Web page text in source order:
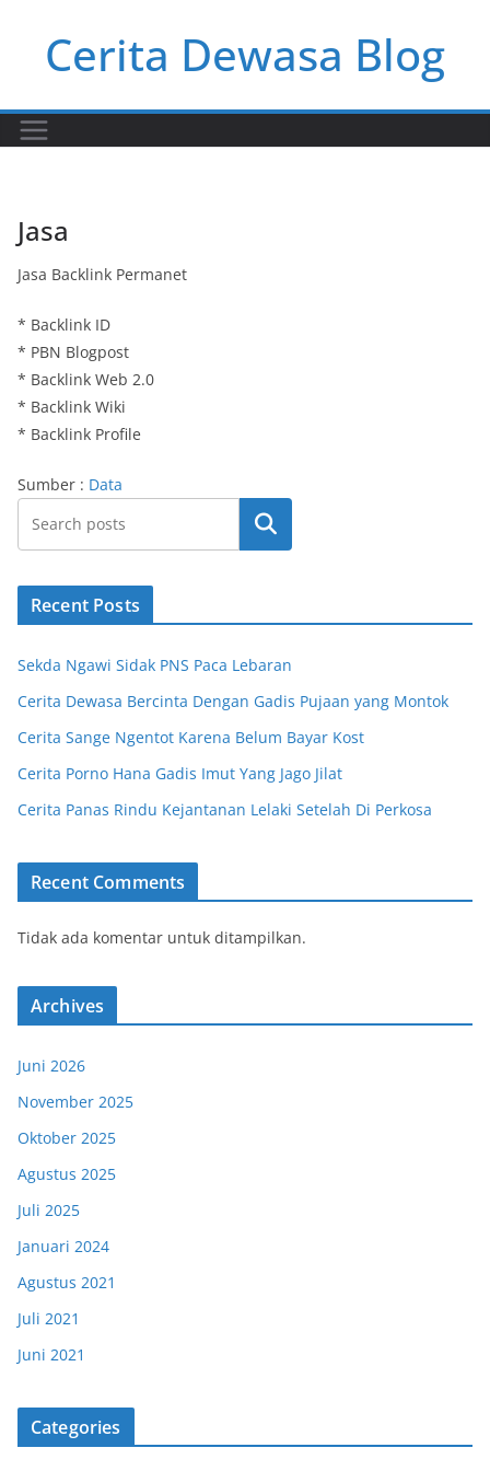
contentCerita Dewasa Blog
Jasa
Jasa Backlink Permanet
* Backlink ID
* PBN Blogpost
* Backlink Web 2.0
* Backlink Wiki
* Backlink Profile
Sumber : Data
Cari
Recent Posts
Sekda Ngawi Sidak PNS Paca Lebaran
Cerita Dewasa Bercinta Dengan Gadis Pujaan yang Montok
Cerita Sange Ngentot Karena Belum Bayar Kost
Cerita Porno Hana Gadis Imut Yang Jago Jilat
Cerita Panas Rindu Kejantanan Lelaki Setelah Di Perkosa
Recent Comments
Tidak ada komentar untuk ditampilkan.
Archives
Juni 2026
November 2025
Oktober 2025
Agustus 2025
Juli 2025
Januari 2024
Agustus 2021
Juli 2021
Juni 2021
Categories